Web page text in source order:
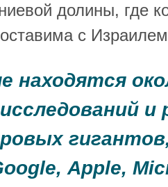
долины, где
с
находятся
и
, Apple,